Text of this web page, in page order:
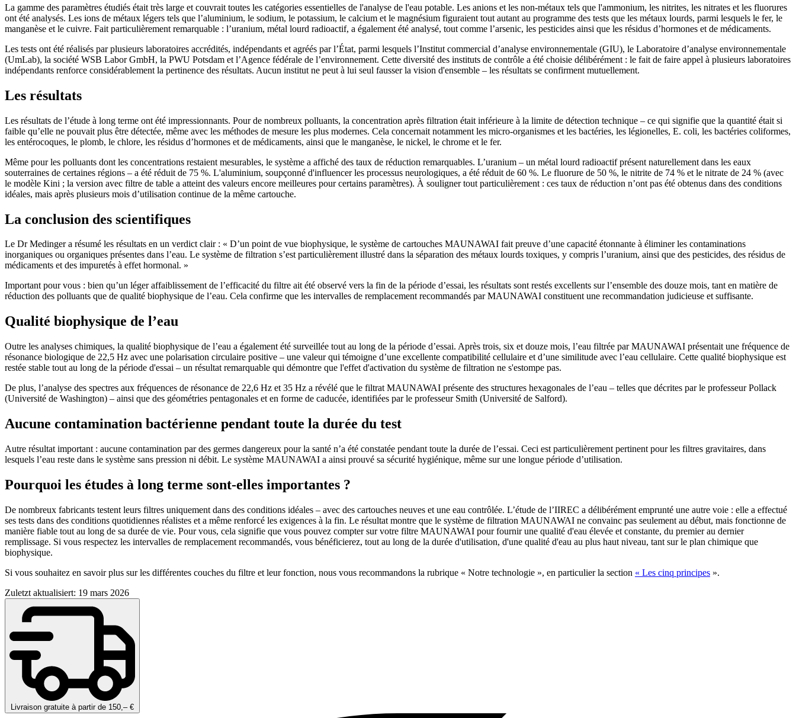
La gamme des paramètres étudiés était très large et couvrait toutes les catégories essentielles de l'analyse de l'eau potable. Les anions et les non-métaux tels que l'ammonium, les nitrites, les nitrates et les fluorures
ont été analysés. Les ions de métaux légers tels que l’aluminium, le sodium, le potassium, le calcium et le magnésium figuraient tout autant au programme des tests que les métaux lourds, parmi lesquels le fer, le
manganèse et le cuivre. Fait particulièrement remarquable : l’uranium, métal lourd radioactif, a également été analysé, tout comme l’arsenic, les pesticides ainsi que les résidus d’hormones et de médicaments.
Les tests ont été réalisés par plusieurs laboratoires accrédités, indépendants et agréés par l’État, parmi lesquels l’Institut commercial d’analyse environnementale (GIU), le Laboratoire d’analyse environnementale
(UmLab), la société WSB Labor GmbH, la PWU Potsdam et l’Agence fédérale de l’environnement. Cette diversité des instituts de contrôle a été choisie délibérément : le fait de faire appel à plusieurs laboratoires
indépendants renforce considérablement la pertinence des résultats. Aucun institut ne peut à lui seul fausser la vision d'ensemble – les résultats se confirment mutuellement.
Les résultats
Les résultats de l’étude à long terme ont été impressionnants. Pour de nombreux polluants, la concentration après filtration était inférieure à la limite de détection technique – ce qui signifie que la quantité était si
faible qu’elle ne pouvait plus être détectée, même avec les méthodes de mesure les plus modernes. Cela concernait notamment les micro-organismes et les bactéries, les légionelles, E. coli, les bactéries coliformes,
les entérocoques, le plomb, le chlore, les résidus d’hormones et de médicaments, ainsi que le manganèse, le nickel, le chrome et le fer.
Même pour les polluants dont les concentrations restaient mesurables, le système a affiché des taux de réduction remarquables. L’uranium – un métal lourd radioactif présent naturellement dans les eaux
souterraines de certaines régions – a été réduit de 75 %. L'aluminium, soupçonné d'influencer les processus neurologiques, a été réduit de 60 %. Le fluorure de 50 %, le nitrite de 74 % et le nitrate de 24 % (avec
le modèle Kini ; la version avec filtre de table a atteint des valeurs encore meilleures pour certains paramètres). À souligner tout particulièrement : ces taux de réduction n’ont pas été obtenus dans des conditions
idéales, mais après plusieurs mois d’utilisation continue de la même cartouche.
La conclusion des scientifiques
Le Dr Medinger a résumé les résultats en un verdict clair : « D’un point de vue biophysique, le système de cartouches MAUNAWAI fait preuve d’une capacité étonnante à éliminer les contaminations
inorganiques ou organiques présentes dans l’eau. Le système de filtration s’est particulièrement illustré dans la séparation des métaux lourds toxiques, y compris l’uranium, ainsi que des pesticides, des résidus de
médicaments et des impuretés à effet hormonal. »
Important pour vous : bien qu’un léger affaiblissement de l’efficacité du filtre ait été observé vers la fin de la période d’essai, les résultats sont restés excellents sur l’ensemble des douze mois, tant en matière de
réduction des polluants que de qualité biophysique de l’eau. Cela confirme que les intervalles de remplacement recommandés par MAUNAWAI constituent une recommandation judicieuse et suffisante.
Qualité biophysique de l’eau
Outre les analyses chimiques, la qualité biophysique de l’eau a également été surveillée tout au long de la période d’essai. Après trois, six et douze mois, l’eau filtrée par MAUNAWAI présentait une fréquence de
résonance biologique de 22,5 Hz avec une polarisation circulaire positive – une valeur qui témoigne d’une excellente compatibilité cellulaire et d’une similitude avec l’eau cellulaire. Cette qualité biophysique est
restée stable tout au long de la période d'essai – un résultat remarquable qui démontre que l'effet d'activation du système de filtration ne s'estompe pas.
De plus, l’analyse des spectres aux fréquences de résonance de 22,6 Hz et 35 Hz a révélé que le filtrat MAUNAWAI présente des structures hexagonales de l’eau – telles que décrites par le professeur Pollack
(Université de Washington) – ainsi que des géométries pentagonales et en forme de caducée, identifiées par le professeur Smith (Université de Salford).
Aucune contamination bactérienne pendant toute la durée du test
Autre résultat important : aucune contamination par des germes dangereux pour la santé n’a été constatée pendant toute la durée de l’essai. Ceci est particulièrement pertinent pour les filtres gravitaires, dans
lesquels l’eau reste dans le système sans pression ni débit. Le système MAUNAWAI a ainsi prouvé sa sécurité hygiénique, même sur une longue période d’utilisation.
Pourquoi les études à long terme sont-elles importantes ?
De nombreux fabricants testent leurs filtres uniquement dans des conditions idéales – avec des cartouches neuves et une eau contrôlée. L’étude de l’IIREC a délibérément emprunté une autre voie : elle a effectué
ses tests dans des conditions quotidiennes réalistes et a même renforcé les exigences à la fin. Le résultat montre que le système de filtration MAUNAWAI ne convainc pas seulement au début, mais fonctionne de
manière fiable tout au long de sa durée de vie. Pour vous, cela signifie que vous pouvez compter sur votre filtre MAUNAWAI pour fournir une qualité d'eau élevée et constante, du premier au dernier
remplissage. Si vous respectez les intervalles de remplacement recommandés, vous bénéficierez, tout au long de la durée d'utilisation, d'une qualité d'eau au plus haut niveau, tant sur le plan chimique que
biophysique.
Si vous souhaitez en savoir plus sur les différentes couches du filtre et leur fonction, nous vous recommandons la rubrique « Notre technologie », en particulier la section « Les cinq principes ».
Zuletzt aktualisiert: 19 mars 2026
Livraison gratuite à partir de 150,– €